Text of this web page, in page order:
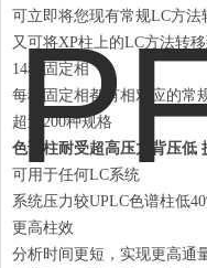
可立即将您现有常规LC方法
又可将XP柱上的LC方法转
14种固定相
每种固定相都有相对应的常
超过200种规格
色谱柱耐受超高压力背压低
可用于任何LC系统
系统压力较UPLC色谱柱低
更高柱效
分析时间更短，实现更高通